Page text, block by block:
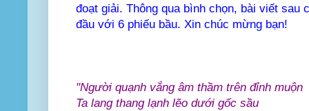
đoạt giải. Thông qua bình chọn, bài viết sau
đầu với 6 phiếu bầu. Xin chúc mừng bạn!
"Người quạnh vắng âm thầm trên đỉnh muộn
Ta lang thang lạnh lẽo dưới gốc sầu